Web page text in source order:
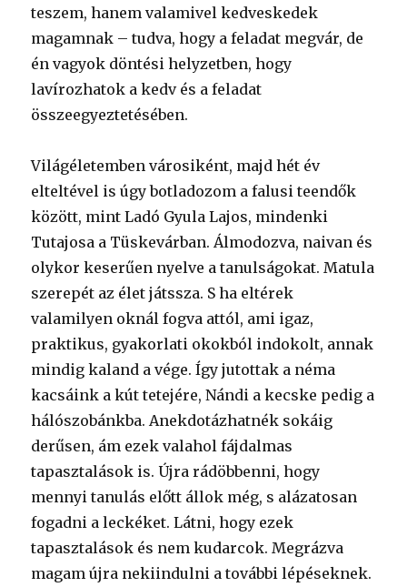
teszem, hanem valamivel kedveskedek
magamnak – tudva, hogy a feladat megvár, de
én vagyok döntési helyzetben, hogy
lavírozhatok a kedv és a feladat
összeegyeztetésében.
Világéletemben városiként, majd hét év
elteltével is úgy botladozom a falusi teendők
között, mint Ladó Gyula Lajos, mindenki
Tutajosa a Tüskevárban. Álmodozva, naivan és
olykor keserűen nyelve a tanulságokat. Matula
szerepét az élet játssza. S ha eltérek
valamilyen oknál fogva attól, ami igaz,
praktikus, gyakorlati okokból indokolt, annak
mindig kaland a vége. Így jutottak a néma
kacsáink a kút tetejére, Nándi a kecske pedig a
hálószobánkba. Anekdotázhatnék sokáig
derűsen, ám ezek valahol fájdalmas
tapasztalások is. Újra rádöbbenni, hogy
mennyi tanulás előtt állok még, s alázatosan
fogadni a leckéket. Látni, hogy ezek
tapasztalások és nem kudarcok. Megrázva
magam újra nekiindulni a további lépéseknek.